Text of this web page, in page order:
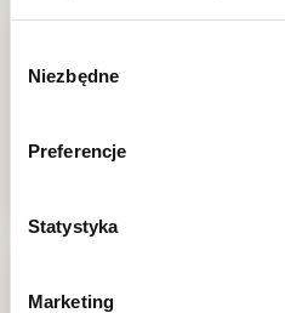
zgody
Niezbędne
Preferencje
Statystyka
Marketing